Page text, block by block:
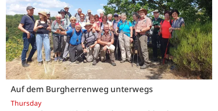
Auf dem Burgherrenweg unterwegs
Thursday